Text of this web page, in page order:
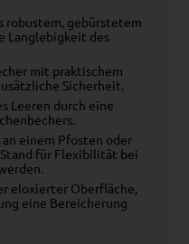
robustem, gebürstetem
Langlebigkeit des
mit praktischem
Sicherheit.
Leeren durch eine
an einem Pfosten oder
für Flexibilität bei
eloxierter Oberfläche,
eine Bereicherung